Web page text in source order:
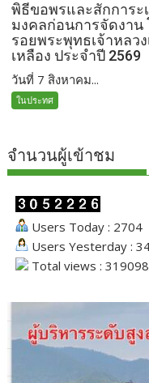
พิธีขอพรและสักการะ
มงคลก่อนการจัดงาน
รอยพระพุทธเจ้าหลว
เหลือง ประจำปี 2569
วันที่ 7 สิงหาคม...
ในประทศ
จำนวนผู้เข้าชม
Users Today : 2704
Users Yesterday :
Total views :